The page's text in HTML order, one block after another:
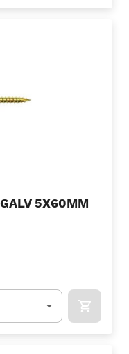
5X60MM